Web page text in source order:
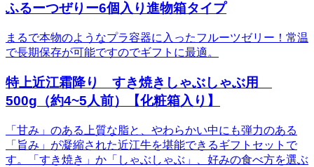
ふるーつぜりー6個入り進物箱タイプ
まるで本物のようなプラ容器に入ったフルーツゼリー！常温
で長期保存が可能ですのでギフトに最適。
特上近江霜降り すき焼きしゃぶしゃぶ用
500g（約4~5人前）【化粧箱入り】
「甘み」のある上質な脂と、やわらかい中にも弾力のある
「旨み」が凝縮された近江牛を堪能できるギフトセットで
す。「すき焼き」か「しゃぶしゃぶ」、好みの食べ方を選ぶ